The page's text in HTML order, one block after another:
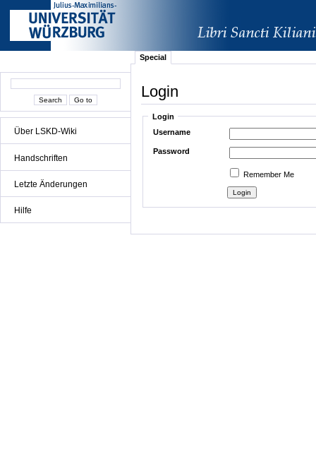
Über LSKD-Wiki
Handschriften
Letzte Änderungen
Hilfe
Special
Login
Login
Username
Password
Remember Me